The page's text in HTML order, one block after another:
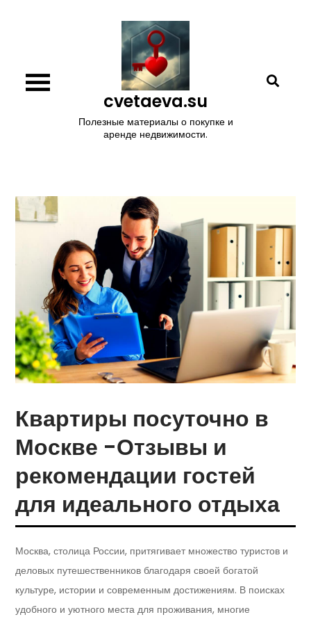
cvetaeva.su
Полезные материалы о покупке и
аренде недвижимости.
Квартиры посуточно в
Москве -Отзывы и
рекомендации гостей
для идеального отдыха
Москва, столица России, притягивает множество туристов и
деловых путешественников благодаря своей богатой
культуре, истории и современным достижениям. В поисках
удобного и уютного места для проживания, многие